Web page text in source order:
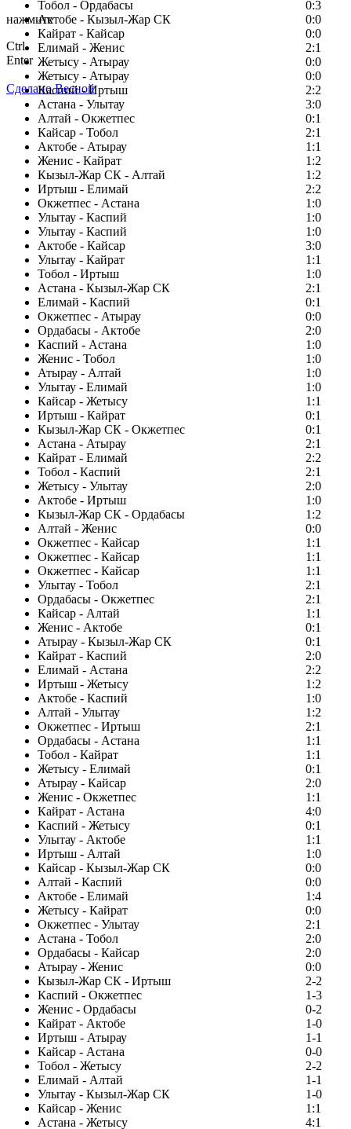
Тобол - Ордабасы
0:3
Актобе - Кызыл-Жар СК
0:0
Кайрат - Кайсар
0:0
Елимай - Женис
2:1
Жетысу - Атырау
0:0
Жетысу - Атырау
0:0
Каспий - Иртыш
2:2
Астана - Улытау
3:0
Алтай - Окжетпес
0:1
Кайсар - Тобол
2:1
Актобе - Атырау
1:1
Женис - Кайрат
1:2
Кызыл-Жар СК - Алтай
1:2
Иртыш - Елимай
2:2
Окжетпес - Астана
1:0
Улытау - Каспий
1:0
Улытау - Каспий
1:0
Актобе - Кайсар
3:0
Улытау - Кайрат
1:1
Тобол - Иртыш
1:0
Астана - Кызыл-Жар СК
2:1
Елимай - Каспий
0:1
Окжетпес - Атырау
0:0
Ордабасы - Актобе
2:0
Каспий - Астана
1:0
Женис - Тобол
1:0
Атырау - Алтай
1:0
Улытау - Елимай
1:0
Кайсар - Жетысу
1:1
Иртыш - Кайрат
0:1
Кызыл-Жар СК - Окжетпес
0:1
Астана - Атырау
2:1
Кайрат - Елимай
2:2
Тобол - Каспий
2:1
Жетысу - Улытау
2:0
Актобе - Иртыш
1:0
Кызыл-Жар СК - Ордабасы
1:2
Алтай - Женис
0:0
Окжетпес - Кайсар
1:1
Окжетпес - Кайсар
1:1
Окжетпес - Кайсар
1:1
Улытау - Тобол
2:1
Ордабасы - Окжетпес
2:1
Кайсар - Алтай
1:1
Женис - Актобе
0:1
Атырау - Кызыл-Жар СК
0:1
Кайрат - Каспий
2:0
Елимай - Астана
2:2
Иртыш - Жетысу
1:2
Актобе - Каспий
1:0
Алтай - Улытау
1:2
Окжетпес - Иртыш
2:1
Ордабасы - Астана
1:1
Тобол - Кайрат
1:1
Жетысу - Елимай
0:1
Атырау - Кайсар
2:0
Женис - Окжетпес
1:1
Кайрат - Астана
4:0
Каспий - Жетысу
0:1
Улытау - Актобе
1:1
Иртыш - Алтай
1:0
Кайсар - Кызыл-Жар СК
0:0
Алтай - Каспий
0:0
Актобе - Елимай
1:4
Жетысу - Кайрат
0:0
Окжетпес - Улытау
2:1
Астана - Тобол
2:0
Ордабасы - Кайсар
2:0
Атырау - Женис
0:0
Кызыл-Жар СК - Иртыш
2-2
Каспий - Окжетпес
1-3
Женис - Ордабасы
0-2
Кайрат - Актобе
1-0
Иртыш - Атырау
1-1
Кайсар - Астана
0-0
Тобол - Жетысу
2-2
Елимай - Алтай
1-1
Улытау - Кызыл-Жар СК
1-0
Кайсар - Женис
1:1
Астана - Жетысу
4:1
нажмите
Ctrl
Enter
Сделано Весной